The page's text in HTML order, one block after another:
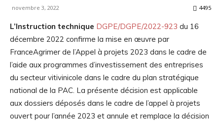
novembre 3, 2022 4495
L’Instruction technique DGPE/DGPE/2022-923 du 16
décembre 2022 confirme la mise en œuvre par
FranceAgrimer de l’Appel à projets 2023 dans le cadre de
l’aide aux programmes d’investissement des entreprises
du secteur vitivinicole dans le cadre du plan stratégique
national de la PAC. La présente décision est applicable
aux dossiers déposés dans le cadre de l’appel à projets
ouvert pour l’année 2023 et annule et remplace la décision